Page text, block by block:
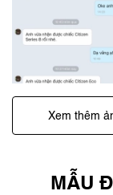
Xem thêm
MẪU